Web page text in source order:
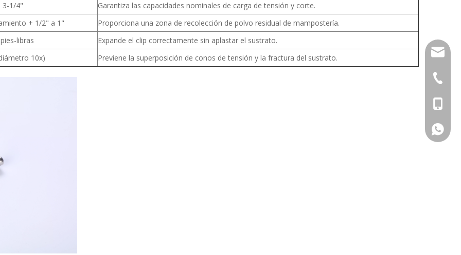
3-1/4"
Garantiza las capacidades nominales de carga de tensión y corte.
+ 1/2" a 1"
Proporciona una zona de recolección de polvo residual de mampostería.
libras
Expande el clip correctamente sin aplastar el sustrato.
10x)
Previene la superposición de conos de tensión y la fractura del sustrato.
+ 86-
+86 -